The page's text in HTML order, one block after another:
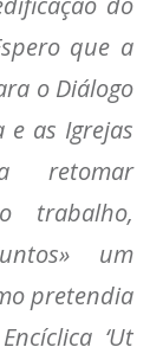
que a
o Diálogo
e as Igrejas
retomar
trabalho,
um
pretendia
‘Ut